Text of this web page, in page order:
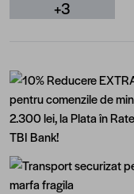
+3